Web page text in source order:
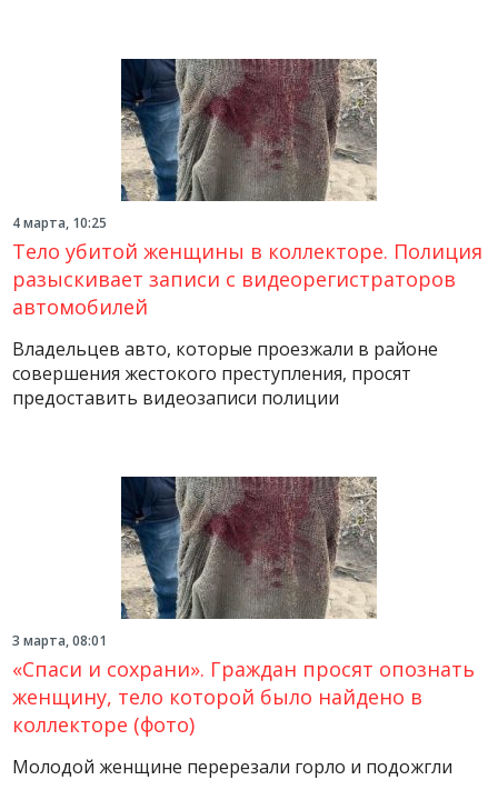
4 марта, 10:25
Тело убитой женщины в коллекторе. Полиция
разыскивает записи с видеорегистраторов
автомобилей
Владельцев авто, которые проезжали в районе
совершения жестокого преступления, просят
предоставить видеозаписи полиции
3 марта, 08:01
«Спаси и сохрани». Граждан просят опознать
женщину, тело которой было найдено в
коллекторе (фото)
Молодой женщине перерезали горло и подожгли